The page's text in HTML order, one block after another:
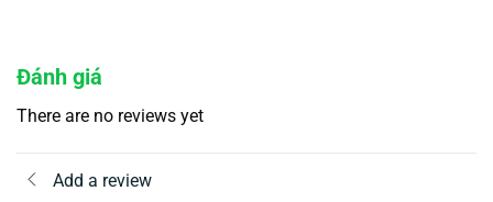
Đánh giá
There are no reviews yet
Add a review